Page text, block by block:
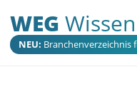
WEG Wissen
NEU: Branchenverzeichnis